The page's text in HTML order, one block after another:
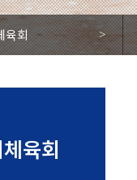
월간행사
스포츠현장
동영상게시판
육회 >
육회